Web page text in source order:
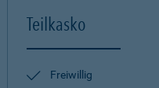
Teilkasko
Freiwillig